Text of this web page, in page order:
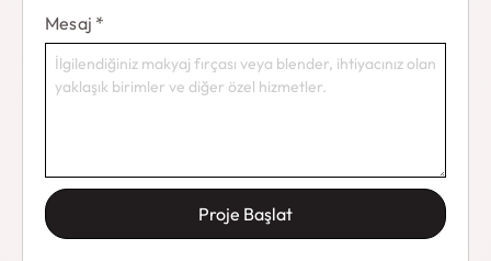
Mesaj *
Proje Başlat